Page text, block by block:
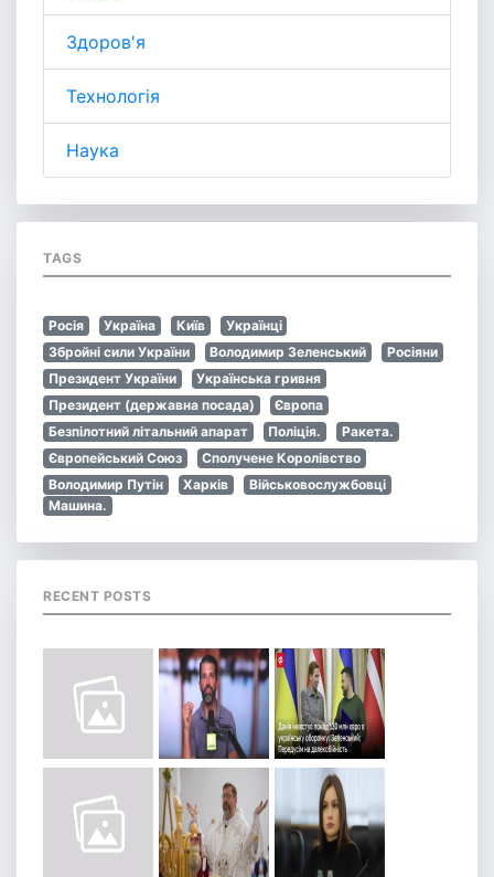
Здоров'я
Технологія
Наука
TAGS
Росія Україна Київ
Українці
Збройні сили України
Володимир Зеленський
Росіяни
Президент України
Українська гривня
Президент (державна посада)
Європа
Безпілотний літальний апарат
Поліція.
Ракета.
Європейський Союз
Сполучене Королівство
Володимир Путін
Харків
Військовослужбовці
Машина.
RECENT POSTS